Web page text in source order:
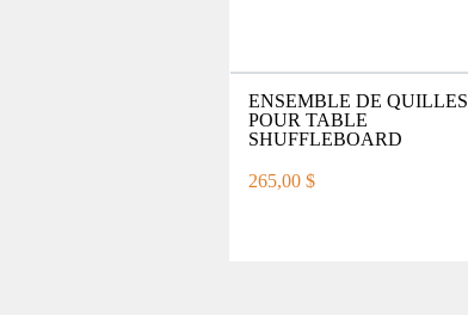
ENSEMBLE DE QUILLES
POUR TABLE
SHUFFLEBOARD
265,00 $